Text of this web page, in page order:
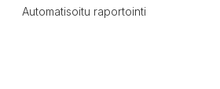
Automatisoitu raportointi